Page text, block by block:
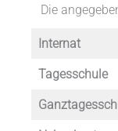
Die
Internat
Tagesschule